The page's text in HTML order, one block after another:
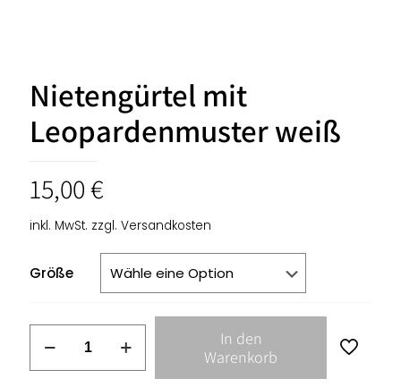
Nietengürtel mit
Leopardenmuster weiß
15,00€
inkl. MwSt. zzgl. Versandkosten
Größe
Leopardenmuster
In den
Warenkorb